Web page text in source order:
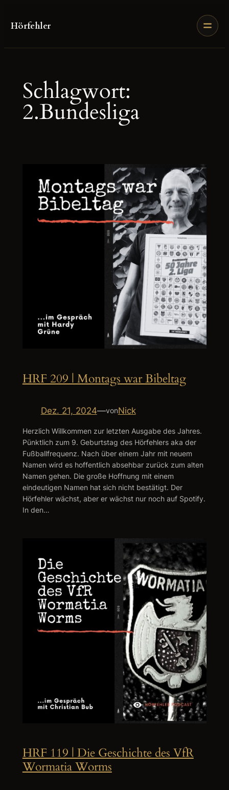
Inhalt
Hörfehler
Schlagwort:
2.Bundesliga
HRF 209 | Montags war Bibeltag
Dez. 21, 2024—vonNick
Herzlich Willkommen zur letzten Ausgabe des Jahres.
Pünktlich zum 9. Geburtstag des Hörfehlers aka der
Fußballfrequenz. Nach über einem Jahr mit neuem
Namen wird es hoffentlich absehbar zurück zum alten
Namen gehen. Die große Hoffnung mit einem
eindeutigen Namen hat sich nicht bestätigt. Der
Hörfehler wächst, aber er wächst nur noch auf Spotify.
In den…
HRF 119 | Die Geschichte des VfR
Wormatia Worms